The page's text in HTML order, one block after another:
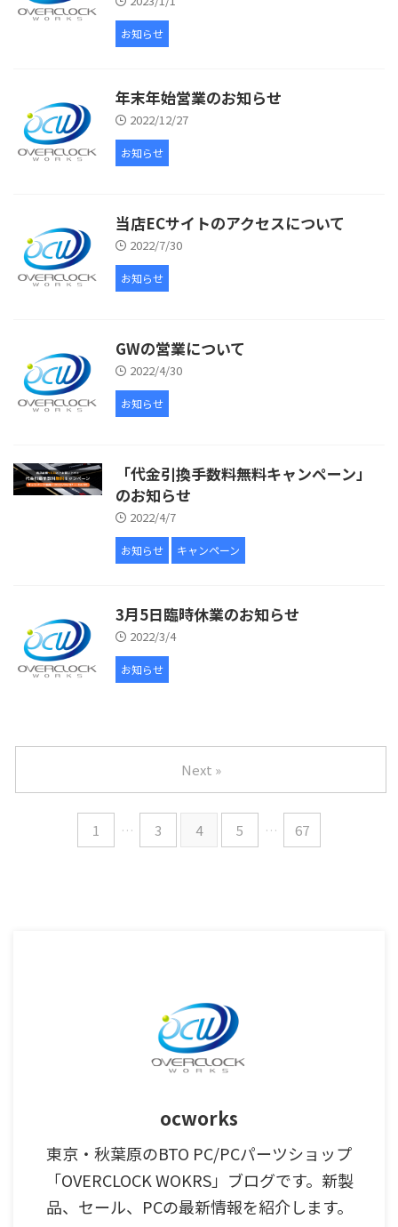
お知らせ
年末年始営業のお知らせ
2022/12/27
お知らせ
当店ECサイトのアクセスについて
2022/7/30
お知らせ
GWの営業について
2022/4/30
お知らせ
「代金引換手数料無料キャンペーン」
のお知らせ
2022/4/7
お知らせ キャンペーン
3月5日臨時休業のお知らせ
2022/3/4
お知らせ
1 … 3 4 5 … 67
Next »
ocworks
東京・秋葉原のBTO PC/PCパーツショップ
「OVERCLOCK WOKRS」ブログです。新製
品、セール、PCの最新情報を紹介します。